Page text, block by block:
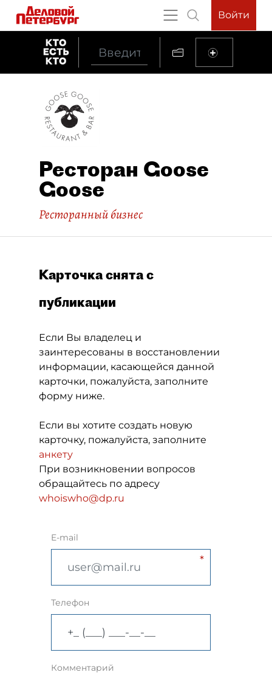
Войти
Ресторан Goose
Goose
Ресторанный бизнес
Карточка снята с
публикации
Если Вы владелец и
заинтересованы в восстановлении
информации, касающейся данной
карточки, пожалуйста, заполните
форму ниже.
Если вы хотите создать новую
карточку, пожалуйста, заполните
анкету
При возникновении вопросов
обращайтесь по адресу
whoiswho@dp.ru
E-mail
Телефон
Комментарий